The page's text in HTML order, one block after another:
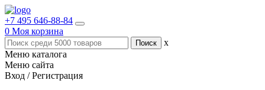
+7 495 646-88-84
0 Моя корзина
x
Меню каталога
Меню сайта
Вход / Регистрация